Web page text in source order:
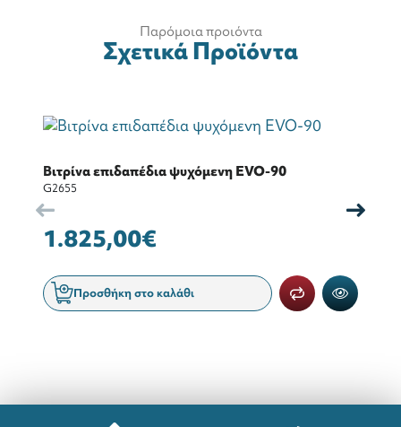
Παρόμοια προιόντα
Σχετικά Προϊόντα
Βιτρίνα επιδαπέδια ψυχόμενη EVO-90
G2655
1.825,00€
Προσθήκη στο καλάθι